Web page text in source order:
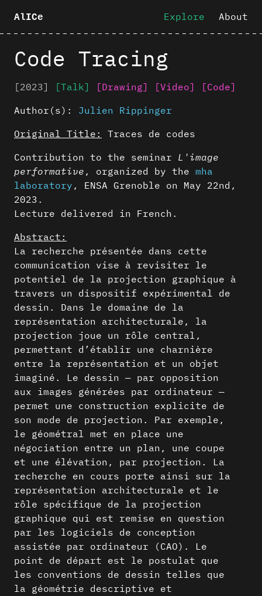
AlICe Explore About
Code Tracing
[2023] [Talk] [Drawing] [Video]
[Code]
Author(s): Julien Rippinger
Original Title:
Traces de codes
Contribution to the seminar L'image
performative , organized by the mha
laboratory , ENSA Grenoble on May 22nd,
2023.
Lecture delivered in French.
Abstract:
La recherche présentée dans cette
communication vise à revisiter le
potentiel de la projection graphique à
travers un dispositif expérimental de
dessin. Dans le domaine de la
représentation architecturale, la
projection joue un rôle central,
permettant d’établir une charnière
entre la représentation et un objet
imaginé. Le dessin — par opposition
aux images générées par ordinateur —
permet une construction explicite de
son mode de projection. Par exemple,
le géométral met en place une
négociation entre un plan, une coupe
et une élévation, par projection. La
recherche en cours porte ainsi sur la
représentation architecturale et le
rôle spécifique de la projection
graphique qui est remise en question
par les logiciels de conception
assistée par ordinateur (CAO). Le
point de départ est le postulat que
les conventions de dessin telles que
la géométrie descriptive et